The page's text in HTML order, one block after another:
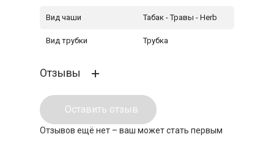
Вид чаши Табак - Травы - Herb
Вид трубки Трубка
Отзывы
Оставить отзыв
Отзывов ещё нет – ваш может стать первым